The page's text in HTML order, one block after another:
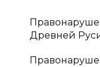
Древней Руси